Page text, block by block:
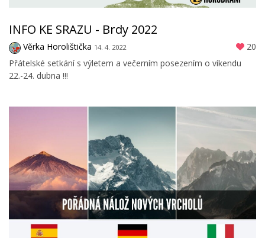
INFO KE SRAZU - Brdy 2022
Věrka Horolištička 14. 4. 2022
20
Přátelské setkání s výletem a večerním posezením o víkendu
22.-24. dubna !!!